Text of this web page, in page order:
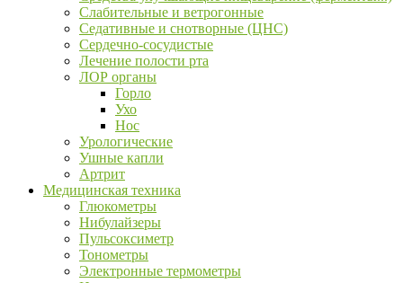
Слабительные и ветрогонные
Седативные и снотворные (ЦНС)
Сердечно-сосудистые
Лечение полости рта
ЛОР органы
Горло
Ухо
Нос
Урологические
Ушные капли
Артрит
Медицинская техника
Глюкометры
Нибулайзеры
Пульсоксиметр
Тонометры
Электронные термометры